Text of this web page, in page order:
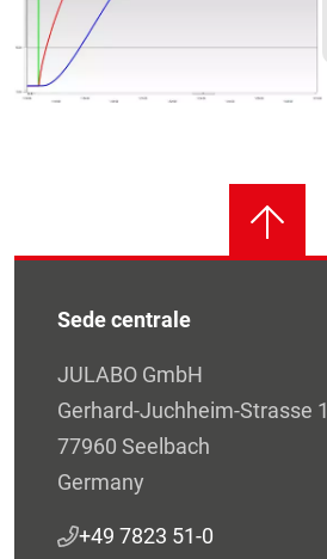
Sede centrale
JULABO GmbH
Gerhard-Juchheim-Strasse 1
77960 Seelbach
Germany
+49 7823 51-0